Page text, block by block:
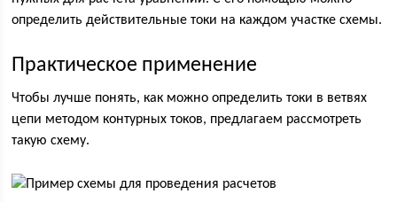
определить действительные токи на каждом участке схемы.
Практическое применение
Чтобы лучше понять, как можно определить токи в ветвях
цепи методом контурных токов, предлагаем рассмотреть
такую схему.